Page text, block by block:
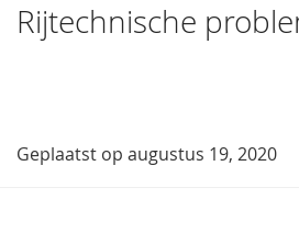
Rijtechnische
Geplaatst op augustus 19, 2020